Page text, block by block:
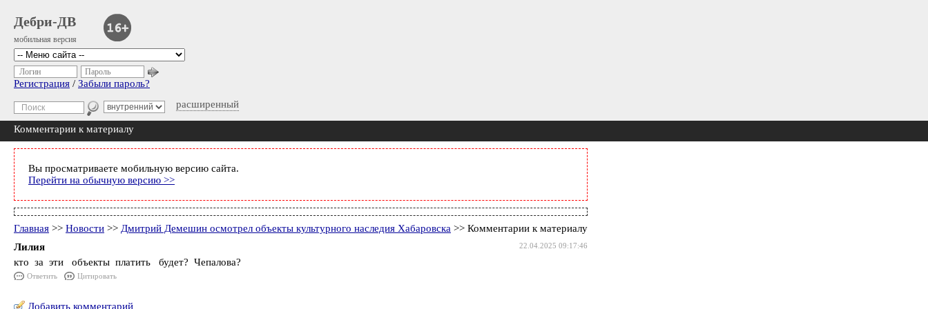
Дебри-ДВ
мобильная версия
расширенный
Логин Пароль
Регистрация / Забыли пароль?
Комментарии к материалу
Вы просматриваете мобильную версию сайта.
Перейти на обычную версию >>
Главная >> Новости >> Дмитрий Демешин осмотрел объекты культурного наследия Хабаровска >> Комментарии к материалу
22.04.2025 09:17:46
Лилия
кто за эти объекты платить будет? Чепалова?
Ответить Цитировать
Добавить комментарий